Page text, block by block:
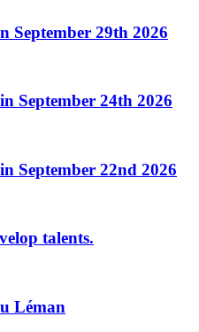
September 29th 2026
September 24th 2026
September 22nd 2026
talents.
Léman